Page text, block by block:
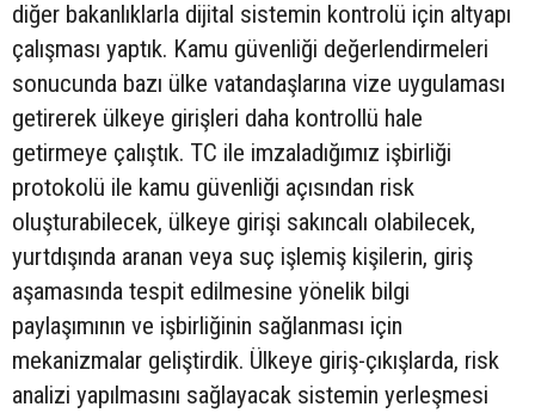
diğer bakanlıklarla dijital sistemin kontrolü için altyapı
çalışması yaptık. Kamu güvenliği değerlendirmeleri
sonucunda bazı ülke vatandaşlarına vize uygulaması
getirerek ülkeye girişleri daha kontrollü hale
getirmeye çalıştık. TC ile imzaladığımız işbirliği
protokolü ile kamu güvenliği açısından risk
oluşturabilecek, ülkeye girişi sakıncalı olabilecek,
yurtdışında aranan veya suç işlemiş kişilerin, giriş
aşamasında tespit edilmesine yönelik bilgi
paylaşımının ve işbirliğinin sağlanması için
mekanizmalar geliştirdik. Ülkeye giriş-çıkışlarda, risk
analizi yapılmasını sağlayacak sistemin yerleşmesi